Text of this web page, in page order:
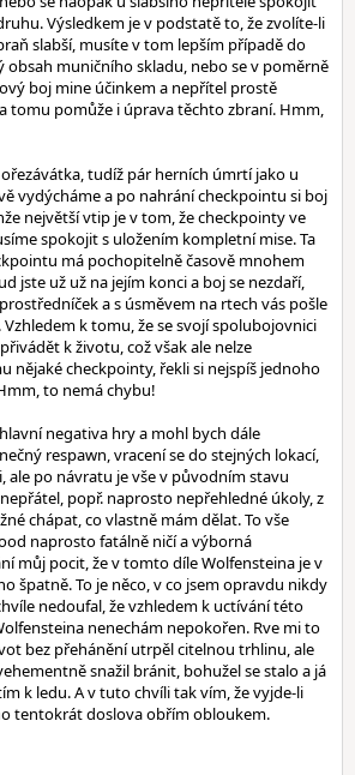
Výsledkem je v podstatě to, že zvolíte-li
slabší, musíte v tom lepším případě do
obsah muničního skladu, nebo se v poměrně
boj mine účinkem a nepřítel prostě
tomu pomůže i úprava těchto zbraní. Hmm,
tudíž pár herních úmrtí jako u
vydýcháme a po nahrání checkpointu si boj
největší vtip je v tom, že checkpointy ve
spokojit s uložením kompletní mise. Ta
má pochopitelně časově mnohem
jste už už na jejím konci a boj se nezdaří,
a s úsměvem na rtech vás pošle
Vzhledem k tomu, že se svojí spolubojovnici
k životu, což však ale nelze
nějaké checkpointy, řekli si nejspíš jednoho
to nemá chybu!
negativa hry a mohl bych dále
respawn, vracení se do stejných lokací,
ale po návratu je vše v původním stavu
popř. naprosto nepřehledné úkoly, z
chápat, co vlastně mám dělat. To vše
naprosto fatálně ničí a výborná
můj pocit, že v tomto díle Wolfensteina je v
špatně. To je něco, v co jsem opravdu nikdy
nedoufal, že vzhledem k uctívání této
nenechám nepokořen. Rve mi to
bez přehánění utrpěl citelnou trhlinu, ale
snažil bránit, bohužel se stalo a já
k ledu. A v tuto chvíli tak vím, že vyjde-li
tentokrát doslova obřím obloukem.